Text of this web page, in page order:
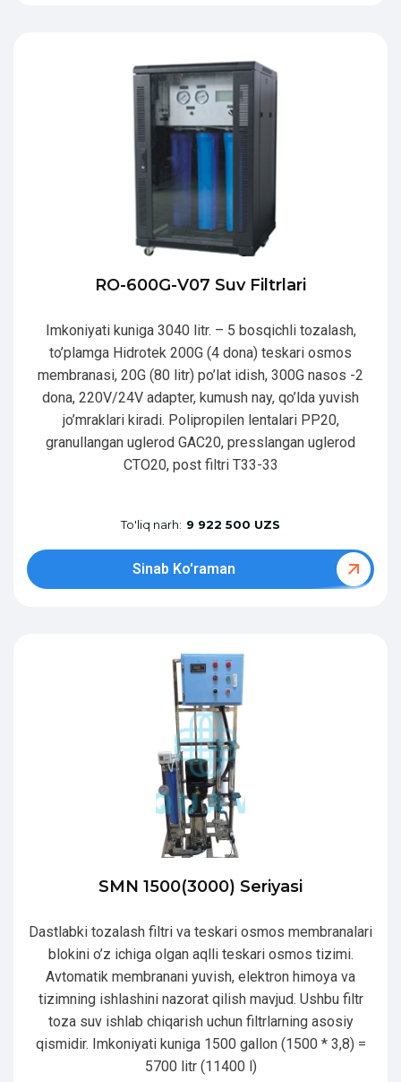
RO-600G-V07 Suv Filtrlari
Imkoniyati kuniga 3040 litr. – 5 bosqichli tozalash,
to’plamga Hidrotek 200G (4 dona) teskari osmos
membranasi, 20G (80 litr) po’lat idish, 300G nasos -2
dona, 220V/24V adapter, kumush nay, qo’lda yuvish
jo’mraklari kiradi. Polipropilen lentalari PP20,
granullangan uglerod GAC20, presslangan uglerod
CTO20, post filtri T33-33
To'liq narh: 9 922 500 UZS
Sinab Ko'raman
SMN 1500(3000) Seriyasi
Dastlabki tozalash filtri va teskari osmos membranalari
blokini o’z ichiga olgan aqlli teskari osmos tizimi.
Avtomatik membranani yuvish, elektron himoya va
tizimning ishlashini nazorat qilish mavjud. Ushbu filtr
toza suv ishlab chiqarish uchun filtrlarning asosiy
qismidir. Imkoniyati kuniga 1500 gallon (1500 * 3,8) =
5700 litr (11400 l)